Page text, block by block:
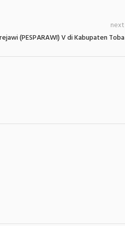
(PESPARAWI) V di Kabupaten Toba
next